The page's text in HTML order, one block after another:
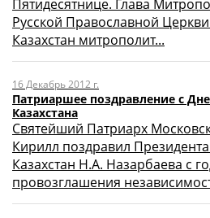
Пятидесятнице. Глава
Русской Православной
Казахстан митрополит...
16 Декабрь 2012 г.
Патриаршее поздравление с
Казахстана
Святейший Патриарх
Кирилл поздравил
Казахстан Н.А. Назарбаева с
провозглашения